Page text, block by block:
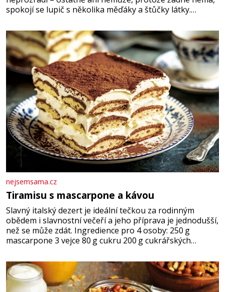
spokojí se lupič s několika měďáky a štůčky látky.
krutý. Jeho činy budí hrůzu ještě dlouho po jeho smrti
nejsemsama.cz
Tiramisu s mascarpone a kávou
Slavný italský dezert je ideální tečkou za rodinným
obědem i slavnostní večeří a jeho příprava je jednodušší,
než se může zdát. Ingredience pro 4 osoby: 250 g
mascarpone 3 vejce 80 g cukru 200 g cukrářských
posypání Postup: Oddělte žloutky od bílků. Žloutky
vyšlehejte s cukrem do světlé pěny a postupně do nich
vmíchejte mascarpone, aby vznikl hladký